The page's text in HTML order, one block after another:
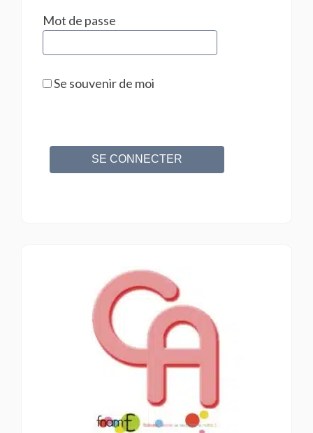
Mot de passe
Se souvenir de moi